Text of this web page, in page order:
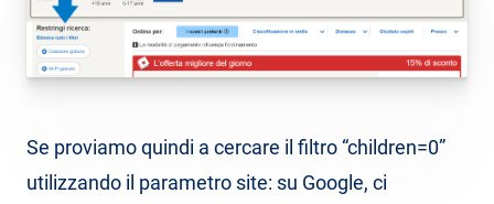
Se proviamo quindi a cercare il filtro “children=0”
utilizzando il parametro site: su Google, ci